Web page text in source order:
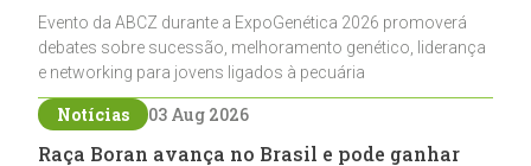
Evento da ABCZ durante a ExpoGenética 2026 promoverá
debates sobre sucessão, melhoramento genético, liderança
e networking para jovens ligados à pecuária
Notícias 03 Aug 2026
Raça Boran avança no Brasil e pode ganhar